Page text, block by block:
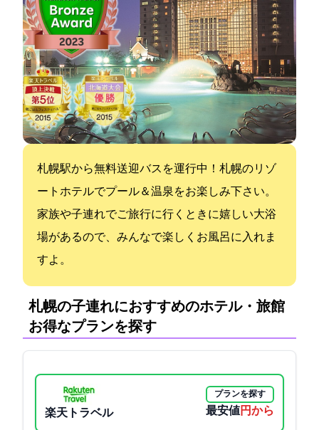
JR札幌駅から無料送迎バスを運行中！札幌のリゾ
ートホテルでプール＆温泉をお楽しみ下さい。
家族や子連れでご旅行に行くときに嬉しい大浴
場があるので、みんなで楽しくお風呂に入れま
すよ。
札幌の子連れにおすすめのホテル・旅館:
お得なプランを探す
楽天トラベル
プランを探す
最安値5840円から